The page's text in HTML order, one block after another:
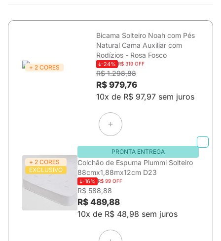
+ 2 CORES
Bicama Solteiro Noah com Pés
Natural Cama Auxiliar com
Rodízios - Rosa Fosco
-24% R$ 319 OFF
R$ 1.298,88
R$ 979,76
10x de R$ 97,97 sem juros
+ 2 CORES
EXCLUSIVO
PRONTA ENTREGA
Colchão de Espuma Plummi Solteiro
88cmx1,88mx12cm D23
-16% R$ 99 OFF
R$ 588,88
R$ 489,88
10x de R$ 48,98 sem juros